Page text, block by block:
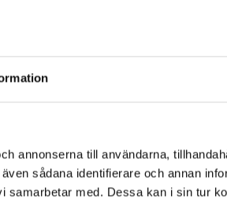
annonserna till användarna,
sådana identifierare och annan
med. Dessa kan i sin tur